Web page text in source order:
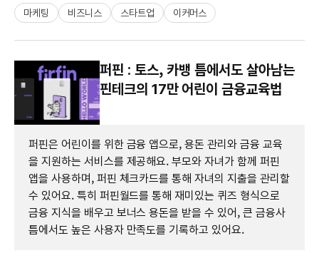
마케팅 비즈니스 스타트업 이커머스
퍼핀 : 토스, 카뱅 틈에서도 살아남는
핀테크의 17만 어린이 금융교육법
퍼핀은 어린이를 위한 금융 앱으로, 용돈 관리와 금융 교육
을 지원하는 서비스를 제공해요. 부모와 자녀가 함께 퍼핀
앱을 사용하며, 퍼핀 체크카드를 통해 자녀의 지출을 관리할
수 있어요. 특히 퍼핀월드를 통해 재미있는 퀴즈 형식으로
금융 지식을 배우고 보너스 용돈을 받을 수 있어, 큰 금융사
틈에서도 높은 사용자 만족도를 기록하고 있어요.